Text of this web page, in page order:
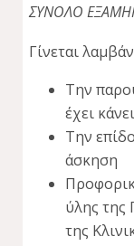
ΣΥΝΟΛΟ
Γίνεται
Την
έχει
Την
άσκηση
ύλης της
της